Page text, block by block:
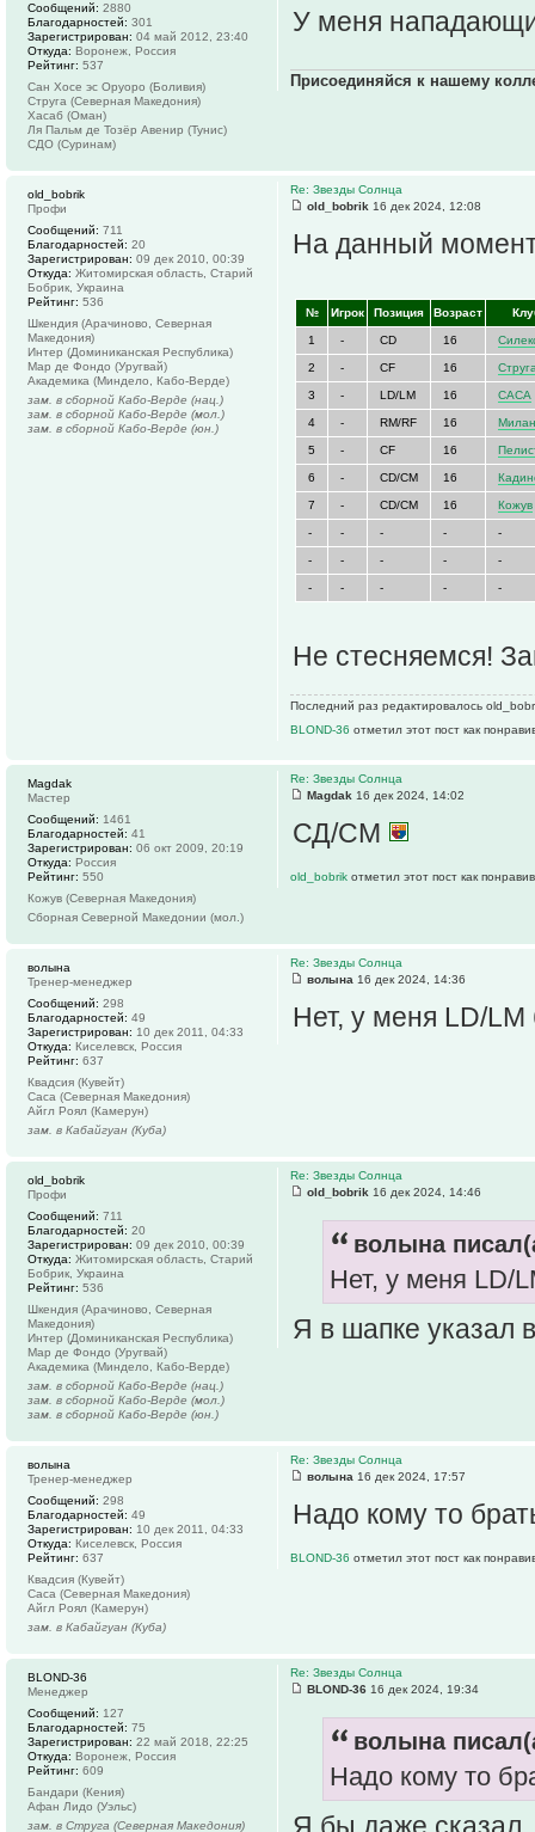
У меня
Присоединяйся к нашему
Сообщений: 2880
Благодарностей: 301
Зарегистрирован: 04 май 2012, 23:40
Откуда: Воронеж, Россия
Рейтинг: 537
Сан Хосе эс Оруоро (Боливия)
Струга (Северная Македония)
Хасаб (Оман)
Ля Пальм де Тозёр Авенир (Тунис)
СДО (Суринам)
Re: Звезды Солнца
old_bobrik 16 дек 2024, 12:08
На данный
№ Игрок Позиция Возраст
1 - CD 16
2 - CF 16
3 - LD/LM 16 САСА
4 - RM/RF 16
5 - CF 16
6 - CD/CM 16
7 - CD/CM 16 Кожув
- - - - -
- - - - -
- - - - -
Не стесняемся!
Последний раз редактировалось
BLOND-36 отметил этот пост как
old_bobrik
Профи
Сообщений: 711
Благодарностей: 20
Зарегистрирован: 09 дек 2010, 00:39
Откуда: Житомирская область, Старий
Бобрик, Украина
Рейтинг: 536
Шкендия (Арачиново, Северная
Македония)
Интер (Доминиканская Республика)
Мар де Фондо (Уругвай)
Академика (Миндело, Кабо-Верде)
зам. в сборной Кабо-Верде (нац.)
зам. в сборной Кабо-Верде (мол.)
зам. в сборной Кабо-Верде (юн.)
Re: Звезды Солнца
Magdak 16 дек 2024, 14:02
СД/СМ
old_bobrik отметил этот пост как
Magdak
Мастер
Сообщений: 1461
Благодарностей: 41
Зарегистрирован: 06 окт 2009, 20:19
Откуда: Россия
Рейтинг: 550
Кожув (Северная Македония)
Сборная Северной Македонии (мол.)
Re: Звезды Солнца
волына 16 дек 2024, 14:36
Нет, у меня LD/LM
волына
Тренер-менеджер
Сообщений: 298
Благодарностей: 49
Зарегистрирован: 10 дек 2011, 04:33
Откуда: Киселевск, Россия
Рейтинг: 637
Квадсия (Кувейт)
Саса (Северная Македония)
Айгл Роял (Камерун)
зам. в Кабайгуан (Куба)
Re: Звезды Солнца
old_bobrik 16 дек 2024, 14:46
волына
Нет, у меня LD/
Я в шапке указал
old_bobrik
Профи
Сообщений: 711
Благодарностей: 20
Зарегистрирован: 09 дек 2010, 00:39
Откуда: Житомирская область, Старий
Бобрик, Украина
Рейтинг: 536
Шкендия (Арачиново, Северная
Македония)
Интер (Доминиканская Республика)
Мар де Фондо (Уругвай)
Академика (Миндело, Кабо-Верде)
зам. в сборной Кабо-Верде (нац.)
зам. в сборной Кабо-Верде (мол.)
зам. в сборной Кабо-Верде (юн.)
Re: Звезды Солнца
волына 16 дек 2024, 17:57
Надо кому то
BLOND-36 отметил этот пост как
волына
Тренер-менеджер
Сообщений: 298
Благодарностей: 49
Зарегистрирован: 10 дек 2011, 04:33
Откуда: Киселевск, Россия
Рейтинг: 637
Квадсия (Кувейт)
Саса (Северная Македония)
Айгл Роял (Камерун)
зам. в Кабайгуан (Куба)
Re: Звезды Солнца
BLOND-36 16 дек 2024, 19:34
волына
Надо кому то
Я бы даже сказал,
BLOND-36
Менеджер
Сообщений: 127
Благодарностей: 75
Зарегистрирован: 22 май 2018, 22:25
Откуда: Воронеж, Россия
Рейтинг: 609
Бандари (Кения)
Афан Лидо (Уэльс)
зам. в Струга (Северная Македония)